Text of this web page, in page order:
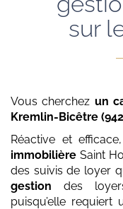
sur
Vous cherchez un
Kremlin-Bicêtre
Réactive et
immobilière Saint
des suivis de loyer
gestion des
puisqu’elle requiert